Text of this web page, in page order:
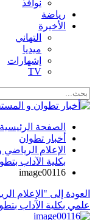
نوافذ
رياضة
الأخيرة
التهاني
ميديا
إشهارات
TV
الصفحة الرئيسية
أخبار تطوان
الإعلام
بكلية الآداب
image00116
العودة إلى "الإعلام
علمي بكلية الآداب